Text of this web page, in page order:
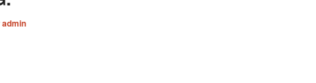
admin